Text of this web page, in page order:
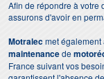
Afin de répondre à votre
assurons d'avoir en
Motralecmet également
maintenancede
France suivant vos